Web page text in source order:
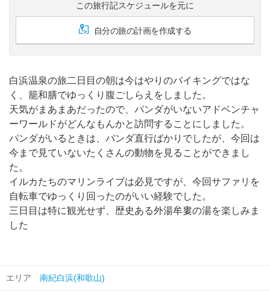
この旅行記スケジュールを元に
自分の旅の計画を作成する
白浜温泉の旅二日目の朝は今はやりのバイキングではな
く、籠和膳でゆっくり腹ごしらえをしました。
天気がまあまあだったので、パンダがいないアドベンチャ
ーワールドがどんなもんかと訪問することにしました。
パンダがいるときは、パンダ直行ばかりでしたが、今回は
今まで見ていないたくさんの動物を見ることができまし
た。
イルカたちのマリンライブは必見ですが、今回サファリを
自転車でゆっくり回ったのがいい経験でした。
三日目は特に観光せず、歴史ある外湯牟婁の湯を楽しみま
した
エリア 南紀白浜(和歌山)